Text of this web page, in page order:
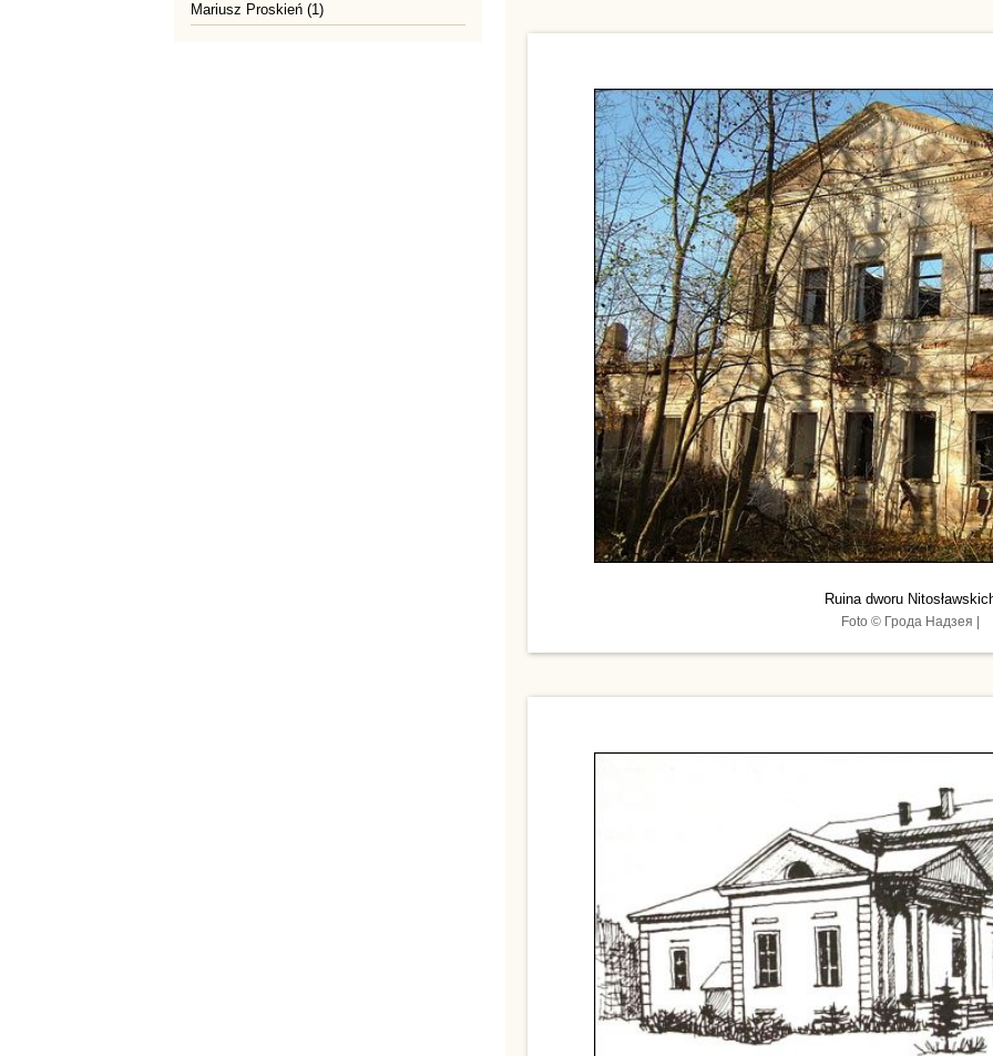
Mariusz Proskień (1)
Ruina dworu
Foto © Грода Надзея |